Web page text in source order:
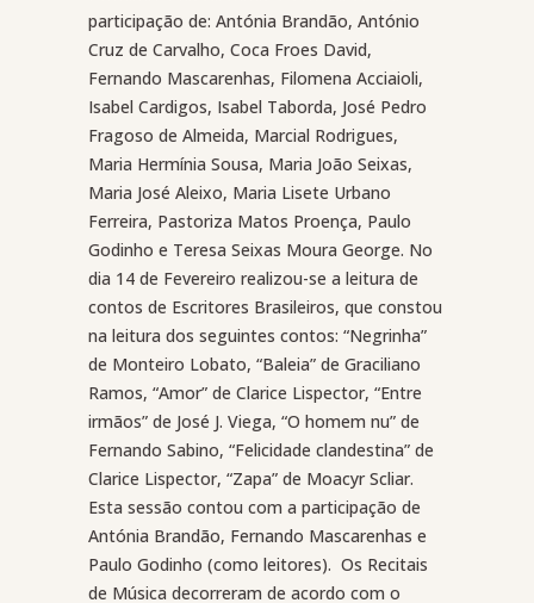
participação de: Antónia Brandão, António
Cruz de Carvalho, Coca Froes David,
Fernando Mascarenhas, Filomena Acciaioli,
Isabel Cardigos, Isabel Taborda, José Pedro
Fragoso de Almeida, Marcial Rodrigues,
Maria Hermínia Sousa, Maria João Seixas,
Maria José Aleixo, Maria Lisete Urbano
Ferreira, Pastoriza Matos Proença, Paulo
Godinho e Teresa Seixas Moura George. No
dia 14 de Fevereiro realizou-se a leitura de
contos de Escritores Brasileiros, que constou
na leitura dos seguintes contos: “Negrinha”
de Monteiro Lobato, “Baleia” de Graciliano
Ramos, “Amor” de Clarice Lispector, “Entre
irmãos” de José J. Viega, “O homem nu” de
Fernando Sabino, “Felicidade clandestina” de
Clarice Lispector, “Zapa” de Moacyr Scliar.
Esta sessão contou com a participação de
Antónia Brandão, Fernando Mascarenhas e
Paulo Godinho (como leitores). Os Recitais
de Música decorreram de acordo com o